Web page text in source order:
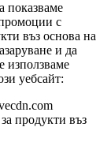
показваме
с
въз основа на
и да
използваме
уебсайт:
продукти въз